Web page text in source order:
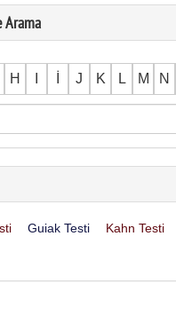
Arama
H J K L M N
Guiak Testi Kahn Testi